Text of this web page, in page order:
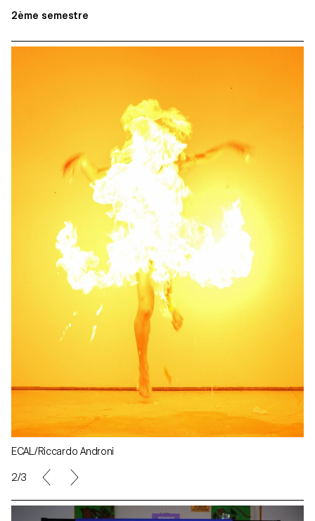
2ème semestre
ECAL/Riccardo Androni
2/3